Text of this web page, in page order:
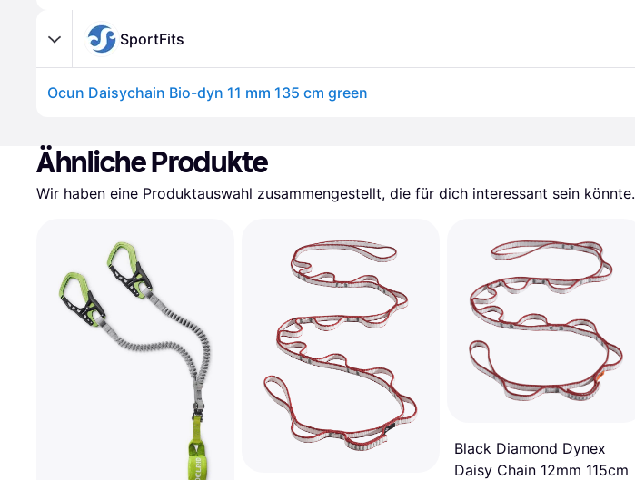
SportFits
Ocun Daisychain Bio-dyn 11 mm 135 cm green
Ähnliche Produkte
Wir haben eine Produktauswahl zusammengestellt, die für dich interessant sein könnte.
Black Diamond Dynex
Daisy Chain 12mm 115cm